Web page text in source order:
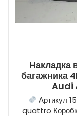
Накладка
багажника
Audi
Артикул
quattro